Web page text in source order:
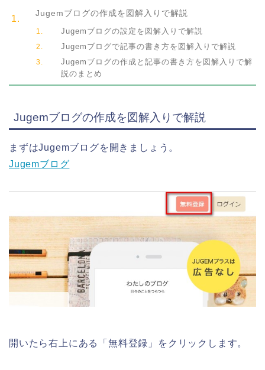
Jugemブログの作成を図解入りで解説
Jugemブログの設定を図解入りで解説
Jugemブログで記事の書き方を図解入りで解説
Jugemブログの作成と記事の書き方を図解入りで解
説のまとめ
Jugemブログの作成を図解入りで解説
まずはJugemブログを開きましょう。
Jugemブログ
開いたら右上にある「無料登録」をクリックします。